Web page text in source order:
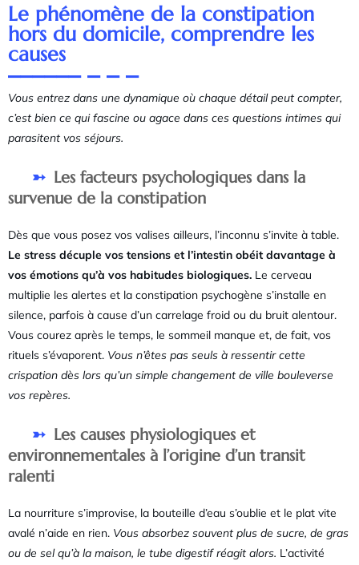
Le phénomène de la constipation
hors du domicile, comprendre les
causes
Vous entrez dans une dynamique où chaque détail peut compter,
c’est bien ce qui fascine ou agace dans ces questions intimes qui
parasitent vos séjours.
Les facteurs psychologiques dans la
survenue de la constipation
Dès que vous posez vos valises ailleurs, l’inconnu s’invite à table.
Le stress décuple vos tensions et l’intestin obéit davantage à
vos émotions qu’à vos habitudes biologiques. Le cerveau
multiplie les alertes et la constipation psychogène s’installe en
silence, parfois à cause d’un carrelage froid ou du bruit alentour.
Vous courez après le temps, le sommeil manque et, de fait, vos
rituels s’évaporent. Vous n’êtes pas seuls à ressentir cette
crispation dès lors qu’un simple changement de ville bouleverse
vos repères.
Les causes physiologiques et
environnementales à l’origine d’un transit
ralenti
La nourriture s’improvise, la bouteille d’eau s’oublie et le plat vite
avalé n’aide en rien. Vous absorbez souvent plus de sucre, de gras
ou de sel qu’à la maison, le tube digestif réagit alors. L’activité